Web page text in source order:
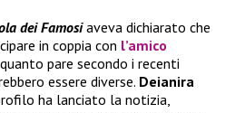
dei Famosiaveva dichiarato che
in coppia con l’amico
pare secondo i recenti
essere diverse. Deianira
ha lanciato la notizia,